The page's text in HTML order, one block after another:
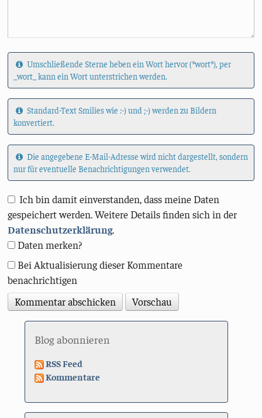
Umschließende Sterne heben ein Wort hervor (*wort*), per
_wort_ kann ein Wort unterstrichen werden.
Standard-Text Smilies wie :-) und ;-) werden zu Bildern
konvertiert.
Die angegebene E-Mail-Adresse wird nicht dargestellt, sondern
nur für eventuelle Benachrichtigungen verwendet.
Ich bin damit einverstanden, dass meine Daten
gespeichert werden. Weitere Details finden sich in der
Datenschutzerklärung.
Daten merken?
Bei Aktualisierung dieser Kommentare
benachrichtigen
Blog abonnieren
RSS Feed
Kommentare